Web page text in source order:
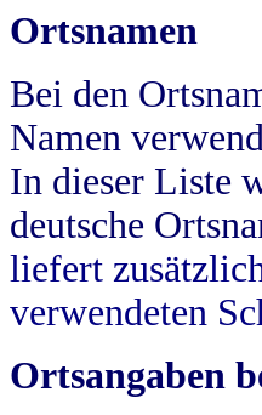
Ortsnamen
Bei den
Namen
In dieser Liste
deutsche
liefert
verwendeten
Ortsangaben